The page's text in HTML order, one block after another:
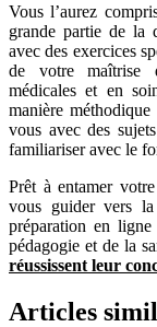
Vous l’aurez
grande partie de la
avec des exercices
de votre maîtrise
médicales et en
manière
vous avec des
familiariser avec le
Prêt à entamer
vous guider vers
préparation en ligne
pédagogie et de la
réussissent leur
Articles